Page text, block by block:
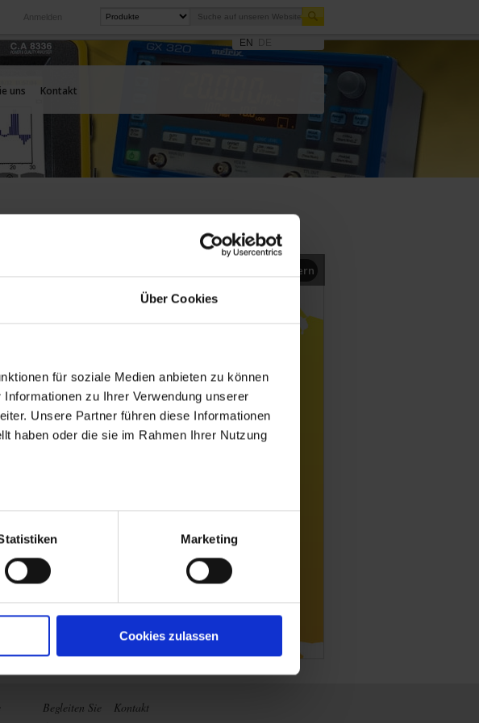
Über Cookies
für soziale Medien anbieten zu können
zu Ihrer Verwendung unserer
Unsere Partner führen diese Informationen
haben oder die sie im Rahmen Ihrer Nutzung
Marketing
Cookies zulassen
Anmelden
EN
uns Kontakt
Vergrößern
Begleiten Sie
Kontakt